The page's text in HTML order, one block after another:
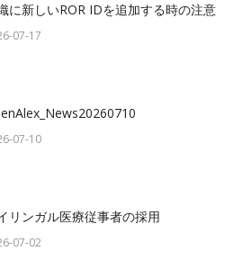
に新しいROR IDを追加する時の注意
07-17
07-10
リンガル医療従事者の採用
07-02